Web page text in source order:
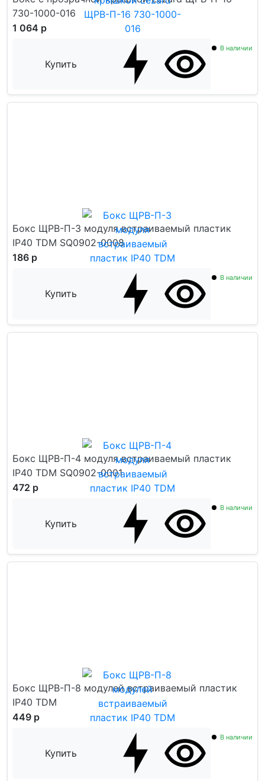
730-1000-016
1 064 р
Купить
В наличии
Бокс ЩРВ-П-3 модуля встраиваемый пластик
IP40 TDM SQ0902-0008
186 р
Купить
В наличии
Бокс ЩРВ-П-4 модуля встраиваемый пластик
IP40 TDM SQ0902-0001
472 р
Купить
В наличии
Бокс ЩРВ-П-8 модулей встраиваемый пластик
IP40 TDM
449 р
Купить
В наличии